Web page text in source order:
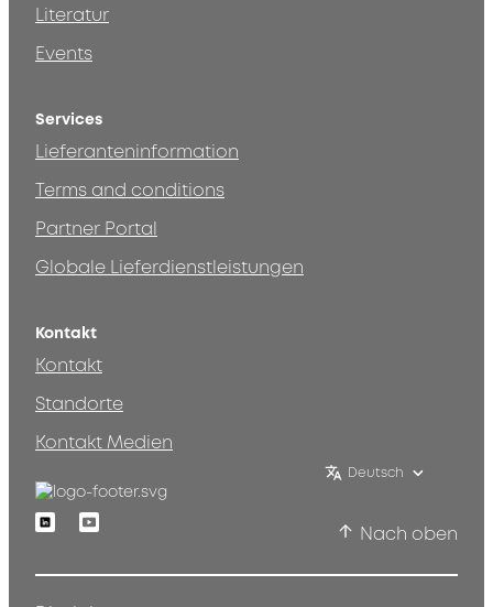
Literatur
Events
Services
Lieferanteninformation
Terms and conditions
Partner Portal
Globale Lieferdienstleistungen
Kontakt
Kontakt
Standorte
Kontakt Medien
Deutsch
LinkedinYoutube
Nach oben